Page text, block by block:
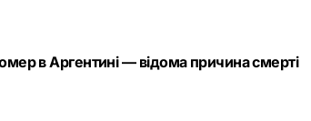
в Аргентині — відома причина смерті